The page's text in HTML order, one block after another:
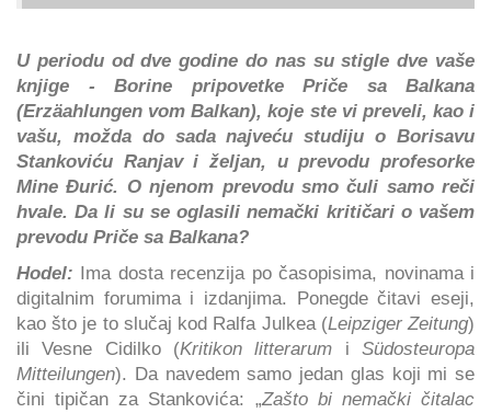
U periodu od dve godine do nas su stigle dve vaše
knjige - Borine pripovetke Priče sa Balkana
(Erzäahlungen vom Balkan), koje ste vi preveli, kao i
vašu, možda do sada najveću studiju o Borisavu
Stankoviću Ranjav i željan, u prevodu profesorke
Mine Đurić. O njenom prevodu smo čuli samo reči
hvale. Da li su se oglasili nemački kritičari o vašem
prevodu Priče sa Balkana?
Hodel: Ima dosta recenzija po časopisima, novinama i
digitalnim forumima i izdanjima. Ponegde čitavi eseji,
kao što je to slučaj kod Ralfa Julkea (Leipziger Zeitung)
ili Vesne Cidilko (Kritikon litterarum iSüdosteuropa
Mitteilungen). Da navedem samo jedan glas koji mi se
čini tipičan za Stankovića: „Zašto bi nemački čitalac